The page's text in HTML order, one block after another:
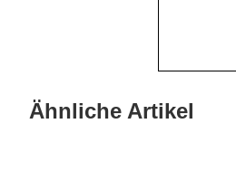
Ähnliche Artikel
KI-Suche: Österreichs Hotels sind